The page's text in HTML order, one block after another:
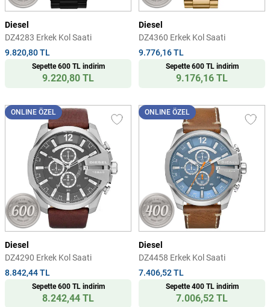
Diesel
DZ4283 Erkek Kol Saati
9.820,80 TL
Sepette 600 TL indirim
9.220,80 TL
Diesel
DZ4360 Erkek Kol Saati
9.776,16 TL
Sepette 600 TL indirim
9.176,16 TL
ONLINE ÖZEL
Diesel
DZ4290 Erkek Kol Saati
8.842,44 TL
Sepette 600 TL indirim
8.242,44 TL
ONLINE ÖZEL
Diesel
DZ4458 Erkek Kol Saati
7.406,52 TL
Sepette 400 TL indirim
7.006,52 TL